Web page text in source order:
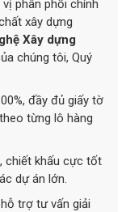
phân phối chính
xây dựng
Xây dựng
chúng tôi, Quý
đầy đủ giấy tờ
từng lô hàng
chiết khấu cực tốt
dự án lớn.
trợ tư vấn giải